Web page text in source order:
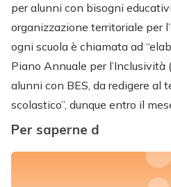
per alunni con bisogni
organizzazione territoriale per
ogni scuola è chiamata ad
Piano Annuale per
alunni con BES, da redigere al
scolastico”, dunque entro il
Per saperne d